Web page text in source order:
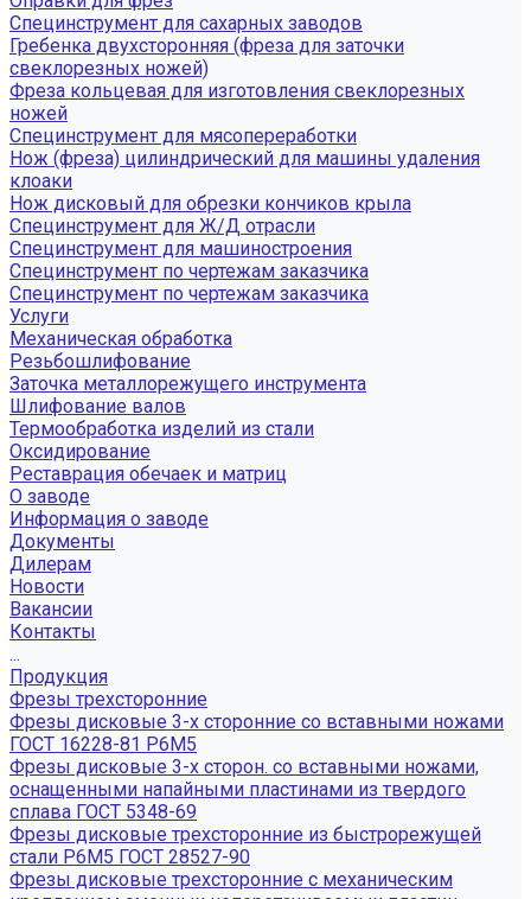
Специнструмент для сахарных заводов
Гребенка двухсторонняя (фреза для заточки
свеклорезных ножей)
Фреза кольцевая для изготовления свеклорезных
ножей
Специнструмент для мясопереработки
Нож (фреза) цилиндрический для машины удаления
клоаки
Нож дисковый для обрезки кончиков крыла
Специнструмент для Ж/Д отрасли
Специнструмент для машиностроения
Специнструмент по чертежам заказчика
Специнструмент по чертежам заказчика
Услуги
Механическая обработка
Резьбошлифование
Заточка металлорежущего инструмента
Шлифование валов
Термообработка изделий из стали
Оксидирование
Реставрация обечаек и матриц
О заводе
Информация о заводе
Документы
Дилерам
Новости
Вакансии
Контакты
...
Продукция
Фрезы трехсторонние
Фрезы дисковые 3-х сторонние со вставными ножами
ГОСТ 16228-81 Р6М5
Фрезы дисковые 3-х сторон. со вставными ножами,
оснащенными напайными пластинами из твердого
сплава ГОСТ 5348-69
Фрезы дисковые трехсторонние из быстрорежущей
стали Р6М5 ГОСТ 28527-90
Фрезы дисковые трехсторонние с механическим